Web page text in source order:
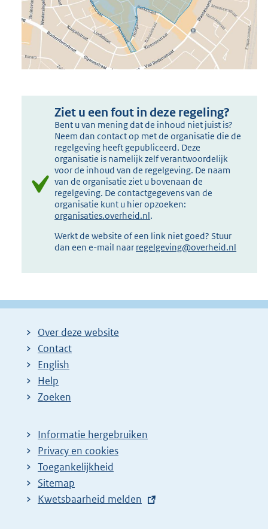
Ziet u een fout in deze regeling?
Bent u van mening dat de inhoud niet juist is?
Neem dan contact op met de organisatie die de
regelgeving heeft gepubliceerd. Deze
organisatie is namelijk zelf verantwoordelijk
voor de inhoud van de regelgeving. De naam
van de organisatie ziet u bovenaan de
regelgeving. De contactgegevens van de
organisatie kunt u hier opzoeken:
organisaties.overheid.nl.
Werkt de website of een link niet goed? Stuur
dan een e-mail naar regelgeving@overheid.nl
Over deze website
Contact
English
Help
Zoeken
Informatie hergebruiken
Privacy en cookies
Toegankelijkheid
Sitemap
E
Kwetsbaarheid melden